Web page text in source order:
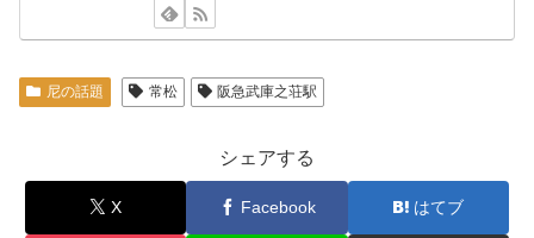
尼の話題 常松 阪急武庫之荘駅
シェアする
X Facebook はてブ